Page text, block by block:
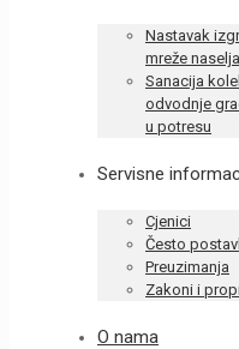
Nastavak
mreže
Sanacija
odvodnje
u potresu
Servisne
Cjenici
Često
Preuzimanja
Zakoni i
O nama